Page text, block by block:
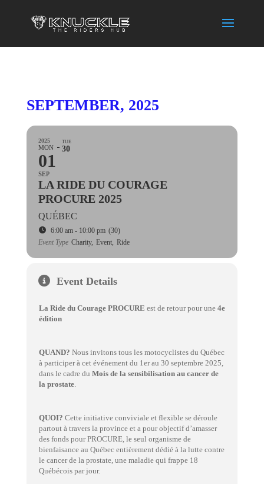
SEPTEMBER, 2025
2025
MON
01
SEP
TUE
30
LA RIDE DU COURAGE
PROCURE 2025
QUÉBEC
6:00 am - 10:00 pm (30)
Event Type Charity, Event, Ride
Event Details
La Ride du Courage PROCURE est de retour pour une4e
édition
QUAND? Nous invitons tous les motocyclistes du Québec
à participer à cet événement du 1er au 30 septembre 2025,
dans le cadre du Mois de la sensibilisation au cancer de
la prostate.
QUOI? Cette initiative conviviale et flexible se déroule
partout à travers la province et a pour objectif d’amasser
des fonds pour PROCURE, le seul organisme de
bienfaisance au Québec entièrement dédié à la lutte contre
le cancer de la prostate, une maladie qui frappe 18
Québécois par jour.